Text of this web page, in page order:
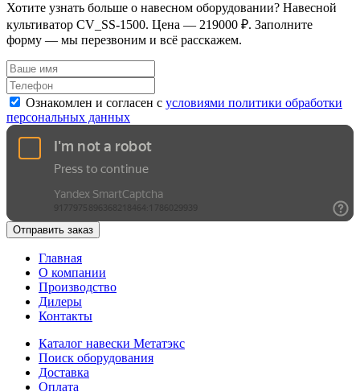
Хотите узнать больше о навесном оборудовании? Навесной
культиватор CV_SS-1500. Цена — 219000 ₽. Заполните
форму — мы перезвоним и всё расскажем.
Ознакомлен и согласен с условиями политики обработки
персональных данных
Отправить заказ
Главная
О компании
Производство
Дилеры
Контакты
Каталог навески Метатэкс
Поиск оборудования
Доставка
Оплата